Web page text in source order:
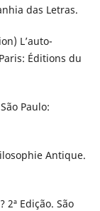
das Letras.
L’auto-
Éditions du
Paulo:
Antique.
2ª Edição. São